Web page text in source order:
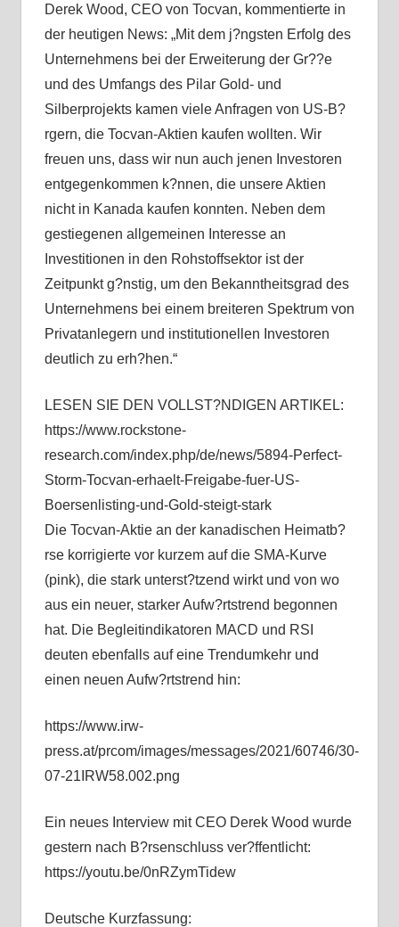
Derek Wood, CEO von Tocvan, kommentierte in
der heutigen News: „Mit dem j?ngsten Erfolg des
Unternehmens bei der Erweiterung der Gr??e
und des Umfangs des Pilar Gold- und
Silberprojekts kamen viele Anfragen von US-B?
rgern, die Tocvan-Aktien kaufen wollten. Wir
freuen uns, dass wir nun auch jenen Investoren
entgegenkommen k?nnen, die unsere Aktien
nicht in Kanada kaufen konnten. Neben dem
gestiegenen allgemeinen Interesse an
Investitionen in den Rohstoffsektor ist der
Zeitpunkt g?nstig, um den Bekanntheitsgrad des
Unternehmens bei einem breiteren Spektrum von
Privatanlegern und institutionellen Investoren
deutlich zu erh?hen.“
LESEN SIE DEN VOLLST?NDIGEN ARTIKEL:
https://www.rockstone-
research.com/index.php/de/news/5894-Perfect-
Storm-Tocvan-erhaelt-Freigabe-fuer-US-
Boersenlisting-und-Gold-steigt-stark
Die Tocvan-Aktie an der kanadischen Heimatb?
rse korrigierte vor kurzem auf die SMA-Kurve
(pink), die stark unterst?tzend wirkt und von wo
aus ein neuer, starker Aufw?rtstrend begonnen
hat. Die Begleitindikatoren MACD und RSI
deuten ebenfalls auf eine Trendumkehr und
einen neuen Aufw?rtstrend hin:
https://www.irw-
press.at/prcom/images/messages/2021/60746/30-
07-21IRW58.002.png
Ein neues Interview mit CEO Derek Wood wurde
gestern nach B?rsenschluss ver?ffentlicht:
https://youtu.be/0nRZymTidew
Deutsche Kurzfassung: